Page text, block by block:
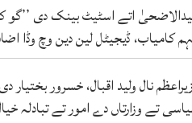
اتے اسٹیٹ بینک دی ’’گو
کامیاب، ڈیجیٹل لین دین وچ وڈا
نال ولید اقبال، خسرور بختیار
تے وزارتاں دے امور تے تبادلہ